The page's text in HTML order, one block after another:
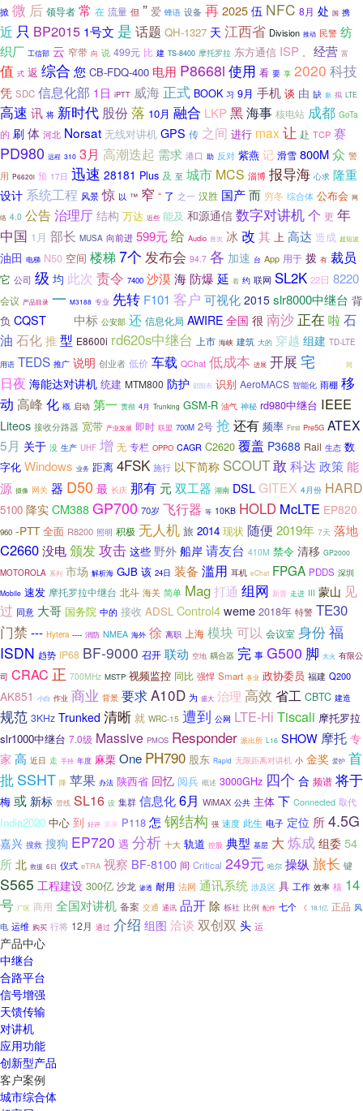
掀 微 后 领导者 常 在 流量 但 ” 爱 蜂语 设备 再2025伍 NFC 8月 处 国 携
近 只 BP2015 1号文 是 话题 QH-1327 天 江西省 Division 推动 民警 纺
织厂 工信部 云 窄带 向 说 499元 比 建 TS-8400 摩托罗拉 东方通信 ISP 。 经营 富
值 式 返 综合 您 CB-FDQ-400 电用 P8668i 使用 看 要 享 2020 科技
凭 SDC 信息化部 1日 iPTT 威海 正式 BOOK 习 9月 手机 谈 由 缺 新 拟 LTE
高速 讯 将 新时代 股份落 10月 融合 LKP黑海事 核电站 成都 GoTa
的 刷 体 河北 Norsat 无线对讲机 GPS 传 之间 进行 max 让 赴 TCP 赛
PD980 远程 310 3月 高潮迭起 需求 港口 助 反对 紫燕 记 滑雪 800M众 警
用 P6620i 预 17日 迅速 28181 Plus 及 至 城市 MCS 淄博 报导海 心求 隆重
设计 系统工程 风景 惊 以 ™ 窄 “ 了 之一 汉胜 国产而 穷冬 综合体 公布会 网
络 4.0 公告治理厅 结构 万达 近些 能及 和源通信 数字对讲机个 更 年
中国 1月 部长 MUSA 向前进 599元给 Audio 首次 冰 改 其 上 高达 造成 超短波
油田 电梯 N50 空间 楼梯7个 发布会 94.7 各 加速 台 App 用于 拨 有 裁员
它 公司 级 均 此次 责令 7400 沙漠海 防爆 延 着 约 联网 SL2K 22日 8220
会议 产品目录 一 M3188 专业 先转 F101 客户 可视化 2015 slr8000中继台 背
负 CQST 中标 公安部 还 信息化局 AWIRE 全国 很 南沙 正在 啦石
油 石化 推 型 E8600i rd620s中继台 上市 海峡 建筑 大的 穿越 组建 TD-LTE
用语 TEDS 推广 说明 创业者 低价 车载 QChat 低成本 进展 开展 宅 同
日夜 海能达对讲机 统建 MTM800 防护 邵阳市 识别 AeroMACS 智能化 雨棚 移
动 高峰 化 概 启动 第一 贯彻 4月 Trunking GSM-R 油气 神秘 rd980中继台 IEEE
Liteos 接收分路器 宽带 产业发展 即时 联盟 700M 2号 抢 还有 频率 First Pre5G ATEX
5月 关于 没 生产 UHF 增 无 专栏 OPPO CAGR C2620 覆盖 P3688 Rail 生态 数
字化 Windows 业务 距离 4FSK 施行 以下简称 SCOUT敢 科达 政策能
源 摄像 网关 器 D50 最 长庆 那有 元双工器 湖南 DSL GITEX 4月份 HARD
5100 降实 CM388GP700 70岁 飞行器 等 10KB HOLD McLTE EP820
960 -PTT 全面 R8200 照明 积极 无人机 旅 2014 现状 随便 2019年 7天 落地
C2660没电颁发攻击 这些 野外 船岸 请友台 410M 禁令 清移 GP2000
MOTOROLA 系列 市场 解析海 GJB 该 24日 装备 滥用 耳机 eChat FPGA PDDS 深圳
Mobile 速发 摩托罗拉中继台 北斗 海关 简单 Mag打通 组网 新晋 走进 III 蒙山 见
过 同意 大哥 国务院 中的 接收 ADSL Control4weme 2018年 特警 TE30
门禁 --- Hytera ---- 消防 NMEA 海外 徐 离职 上海 模块可以 会议室 身份福
ISDN 趋势 IP68 BF-9000 召开 联动 空地 耦合器 完 事 G500 脚 大火 有限公
司 CRAC 正 700MHz MSTP 视频监控 同比 强悍 Smart 各业 政协委员 福建 Q200
AK851 小白 作业 商业 背景 要求A10D 为 盛大 治理 高效 省工 CBTC 建造
规范 3KHz Trunked 清晰 就 WRC-15 遭到 公网 LTE-Hi Tiscali 摩托罗拉
slr1000中继台 7.0级 Massive PMOS Responder 派出所 L16 SHOW 摩托 专
家 高 近日 走 手持 年度 麻栗 One PH790 股东 Rapid 无限距离对讲机 小 金奖 爱护 首
批 SSHT 降 苹果 办法 陕西省 回忆 阅兵 概述 3000GHz 四个 合 频谱 将于
梅 或 新标 管线 SL16 设 集群 信息化6月 WiMAX 公共 主体 下 Connected 取代
India2020 中心 到 好评 派单 P118 怎 钢结构 强 速度 此生 电子 定位 所4.5G
嘉兴 搜救 搜狗 EP720 遇 分析 十大 轨道 控股 典型 基层 大 炼成 组委 54
所 北 救援 6日 仪式 eTRA 视察 BF-8100 间 Critical 249元 哈尔 操纵 旅长 键
S565 工程建设 300亿 沙龙 渗透 耐用 法网 通讯系统 涉及区 具 工作 效率 核 14
号 厂区 商用 全国对讲机 备案 交通 通讯 品开 除 栎社 比例 配件 七个 《 18.1亿 正品 风
电 运维 购买 行将 12月 通过 介绍 组图 洽谈 双创双 头 运
产品中心
中继台
合路平台
信号增强
天馈传输
对讲机
应用功能
创新型产品
客户案例
城市综合体